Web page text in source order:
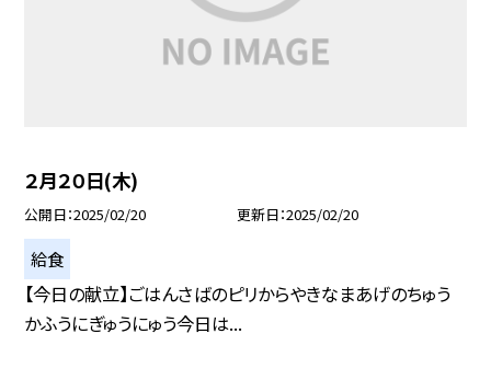
２月２０日(木)
公開日 2025/02/20 更新日 2025/02/20
給食
【今日の献立】ごはんさばのピリからやきなまあげのちゅう
かふうにぎゅうにゅう今日は...